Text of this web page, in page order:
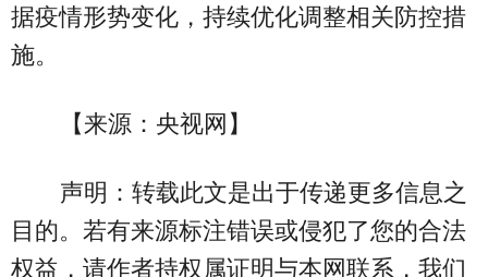
据疫情形势变化，持续优化调整相关防控措
施。
【来源：央视网】
声明：转载此文是出于传递更多信息之
目的。若有来源标注错误或侵犯了您的合法
权益，请作者持权属证明与本网联系，我们